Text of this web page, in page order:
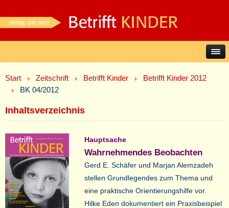
Start Zeitschrift Betrifft Kinder
Betrifft Kinder 2012
BK 04/2012
Inhaltsverzeichnis
Hauptsache
Wahrnehmendes Beobachten
Gerd E. Schäfer und Marjan Alemzadeh
stellen Grundlegendes zum Thema und
eine praktische Orientierungshilfe vor.
Hilke Eden dokumentiert ein Praxisbeispiel